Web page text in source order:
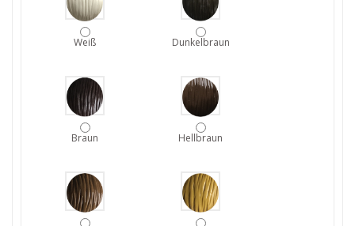
Weiß Dunkelbraun
Braun Hellbraun